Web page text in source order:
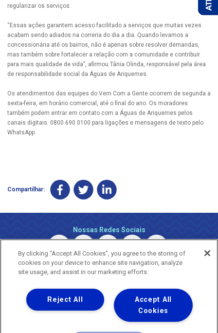
regularizar os serviços.
“Essas ações garantem acesso facilitado a serviços que muitas vezes
acabam sendo adiados na correria do dia a dia. Quando levamos a
concessionária até os bairros, não é apenas sobre resolver demandas,
mas também sobre fortalecer a relação com a comunidade e contribuir
para mais qualidade de vida”, afirmou Tânia Olinda, responsável pela área
de responsabilidade social da Águas de Ariquemes.
Os atendimentos das equipes do Vem Com a Gente ocorrem de segunda a
sexta-feira, em horário comercial, até o final do ano. Os moradores
também podem entrar em contato com a Águas de Ariquemes pelos
canais digitais: 0800 690 0100 para ligações e mensagens de texto pelo
WhatsApp.
Compartilhar:
Nossas Redes Sociais
Copyright © 2026 - Todos os Direitos Reservados.
Nossa natureza movimenta a vida
By clicking “Accept All Cookies”, you agree to the storing of
cookies on your device to enhance site navigation, analyze
site usage, and assist in our marketing efforts.
Accept All
Cookies
Reject All